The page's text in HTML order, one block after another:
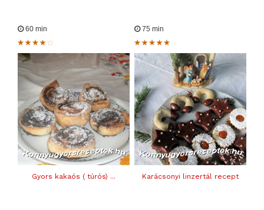
60 min
Gyors kakaós ( túrós) ...
75 min
Karácsonyi linzertál recept